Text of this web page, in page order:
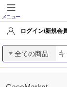
メニュー
ログイン/新規会
全ての商品